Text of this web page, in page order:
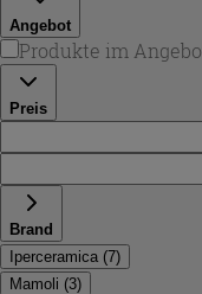
Angebot
Produkte im
Preis
Brand
Iperceramica (7)
Mamoli (3)